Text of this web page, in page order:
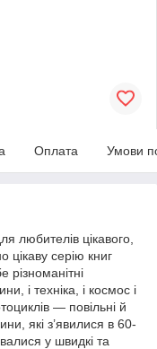
Оплата Умови
любителів цікавого,
цікаву серію книг
різноманітні
і техніка, і космос і
— повільні й
які з’явилися в 60-
у швидкі та